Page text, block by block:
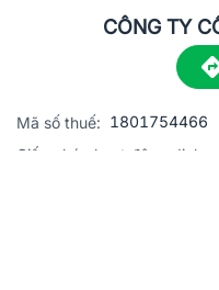
CÔNG TY
Mã số thuế: 1801754466
Giấy phép hoạt động dịch